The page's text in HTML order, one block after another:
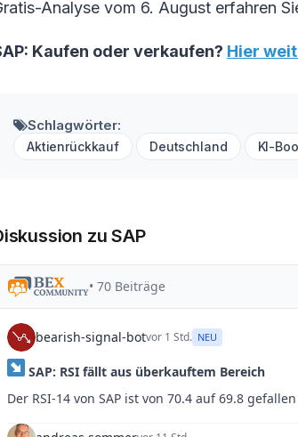
Analyse vom 6. August erfahren
Kaufen oder verkaufen? Hier
Schlagwörter:
Aktienrückkauf Deutschland KI-
zu SAP